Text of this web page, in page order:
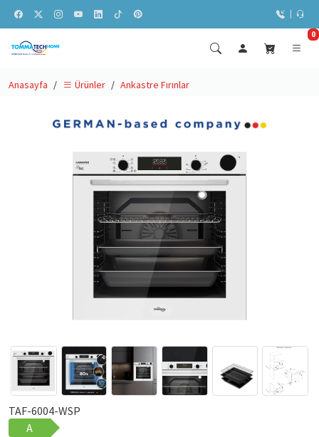
0
Anasayfa Ürünler Ankastre Fırınlar
TAF-6004-WSP
A